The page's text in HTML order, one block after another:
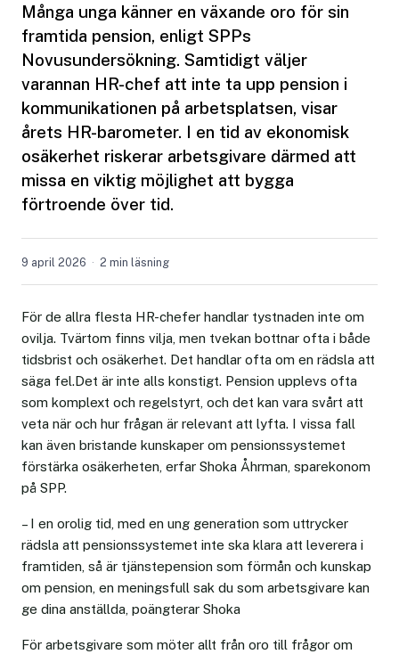
Många unga känner en växande oro för sin
framtida pension, enligt SPPs
Novusundersökning. Samtidigt väljer
varannan HR-chef att inte ta upp pension i
kommunikationen på arbetsplatsen, visar
årets HR-barometer. I en tid av ekonomisk
osäkerhet riskerar arbetsgivare därmed att
missa en viktig möjlighet att bygga
förtroende över tid.
9 april 2026 2 min läsning
För de allra flesta HR-chefer handlar tystnaden inte om
ovilja. Tvärtom finns vilja, men tvekan bottnar ofta i både
tidsbrist och osäkerhet. Det handlar ofta om en rädsla att
säga fel.Det är inte alls konstigt. Pension upplevs ofta
som komplext och regelstyrt, och det kan vara svårt att
veta när och hur frågan är relevant att lyfta. I vissa fall
kan även bristande kunskaper om pensionssystemet
förstärka osäkerheten, erfar Shoka Åhrman, sparekonom
på SPP.
– I en orolig tid, med en ung generation som uttrycker
rädsla att pensionssystemet inte ska klara att leverera i
framtiden, så är tjänstepension som förmån och kunskap
om pension, en meningsfull sak du som arbetsgivare kan
ge dina anställda, poängterar Shoka
För arbetsgivare som möter allt från oro till frågor om